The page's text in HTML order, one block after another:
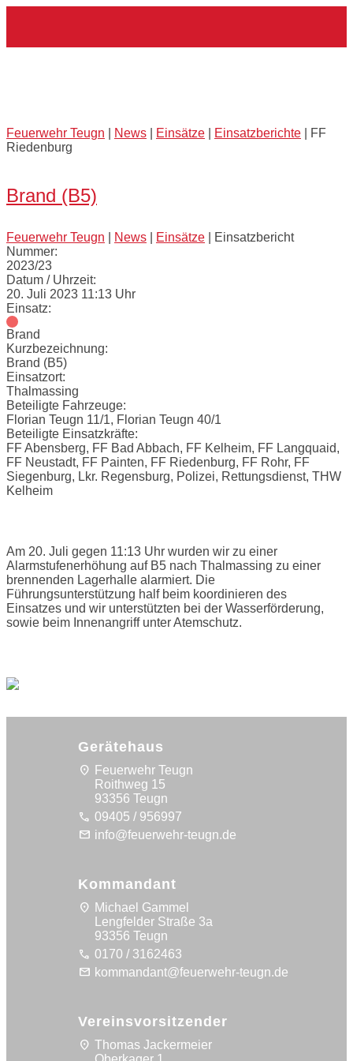
Feuerwehr Teugn News Einsätze Einsatzberichte
FF
Riedenburg
Brand (B5)
Feuerwehr Teugn News Einsätze
Einsatzbericht
Nummer:
2023/23
Datum / Uhrzeit:
20. Juli 2023 11:13 Uhr
Einsatz:
Brand
Kurzbezeichnung:
Brand (B5)
Einsatzort:
Thalmassing
Beteiligte Fahrzeuge:
Florian Teugn 11/1, Florian Teugn 40/1
Beteiligte Einsatzkräfte:
FF Abensberg, FF Bad Abbach, FF Kelheim, FF Langquaid,
FF Neustadt, FF Painten, FF Riedenburg, FF Rohr, FF
Siegenburg, Lkr. Regensburg, Polizei, Rettungsdienst, THW
Kelheim
Am 20. Juli gegen 11:13 Uhr wurden wir zu einer
Alarmstufenerhöhung auf B5 nach Thalmassing zu einer
brennenden Lagerhalle alarmiert. Die
Führungsunterstützung half beim koordinieren des
Einsatzes und wir unterstützten bei der Wasserförderung,
sowie beim Innenangriff unter Atemschutz.
Gerätehaus
location_on Feuerwehr Teugn
Roithweg 15
93356 Teugn
call 09405 / 956997
mail info@feuerwehr-teugn.de
Kommandant
location_on Michael Gammel
Lengfelder Straße 3a
93356 Teugn
call 0170 / 3162463
mail kommandant@feuerwehr-teugn.de
Vereinsvorsitzender
location_on Thomas Jackermeier